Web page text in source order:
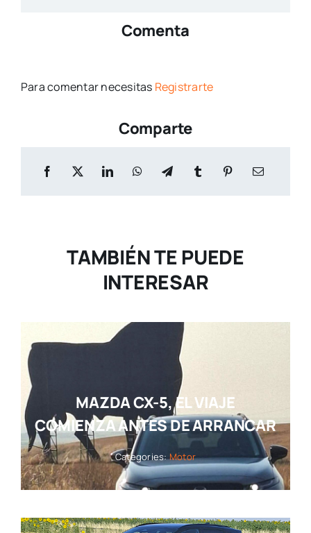
Comenta
Para comentar necesitas Registrarte
Comparte
TAMBIÉN TE PUEDE
INTERESAR
MAZDA CX-5, EL VIAJE
COMIENZA ANTES DE ARRANCAR
Categories:Motor